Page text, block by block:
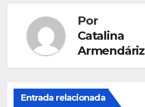
Por
Catalina
Armendáriz
Entrada relacionada